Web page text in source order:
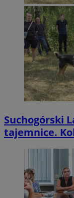
Suchogórski
tajemnice.